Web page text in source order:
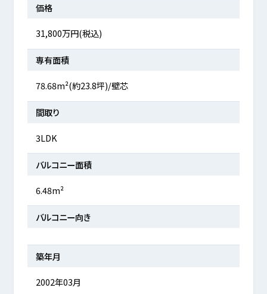
価格
31,800万円(税込)
専有面積
78.68m²(約23.8坪)/壁芯
間取り
3LDK
バルコニー面積
6.48m²
バルコニー向き
築年月
2002年03月